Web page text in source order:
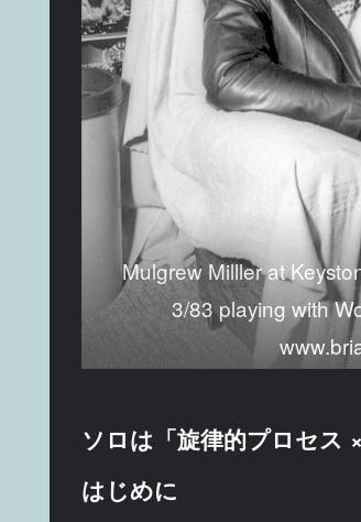
Mulgrew Milller at
3/83 playing with
ソロは「旋律的プロセス
はじめに